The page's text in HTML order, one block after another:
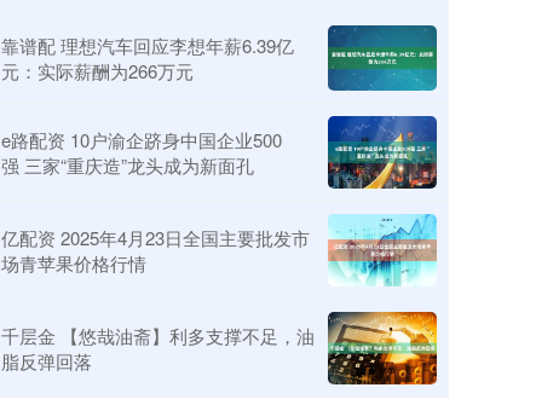
靠谱配 理想汽车回应李想年薪6.39亿
元：实际薪酬为266万元
e路配资 10户渝企跻身中国企业500
强 三家“重庆造”龙头成为新面孔
亿配资 2025年4月23日全国主要批发市
场青苹果价格行情
千层金 【悠哉油斋】利多支撑不足，油
脂反弹回落